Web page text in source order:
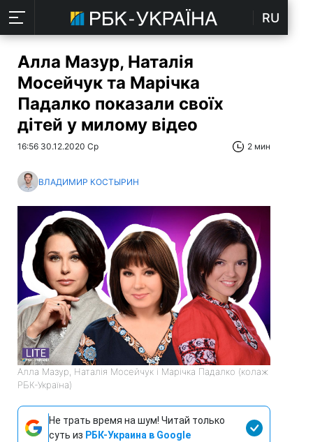
RU
Алла Мазур, Наталія
Мосейчук та Марічка
Падалко показали своїх
дітей у милому відео
16:56 30.12.2020 Ср 2 мин
ВЛАДИМИР КОСТЫРИН
Алла Мазур, Наталія Мосейчук і Марічка Падалко (колаж
РБК-Україна)
Не трать время на шум! Читай только
суть из РБК-Украина в Google